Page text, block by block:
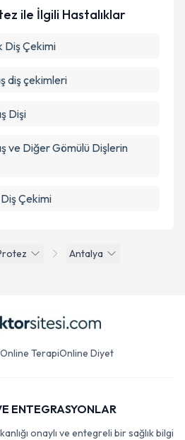
Antalya
ile İlgili Hastalıklar
Diş Çekimi
diş çekimleri
Dişi
ve Diğer Gömülü Dişlerin
Çekimi
Online TerapiOnline Diyet
ENTEGRASYONLAR
onaylı ve entegreli bir sağlık bilgi